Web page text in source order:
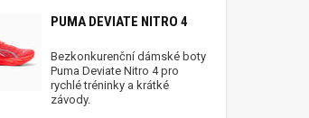
PUMA DEVIATE NITRO 4
Bezkonkurenční dámské boty
Puma Deviate Nitro 4 pro
rychlé tréninky a krátké
závody.